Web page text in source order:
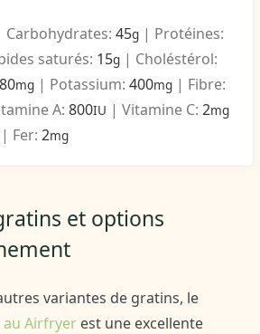
Carbohydrates: 45g | Protéines:
saturés: 15g | Choléstérol:
mg | Potassium: 400mg | Fibre:
A: 800IU | Vitamine C: 2mg
| Fer: 2mg
et options
variantes de gratins, le
Airfryer est une excellente